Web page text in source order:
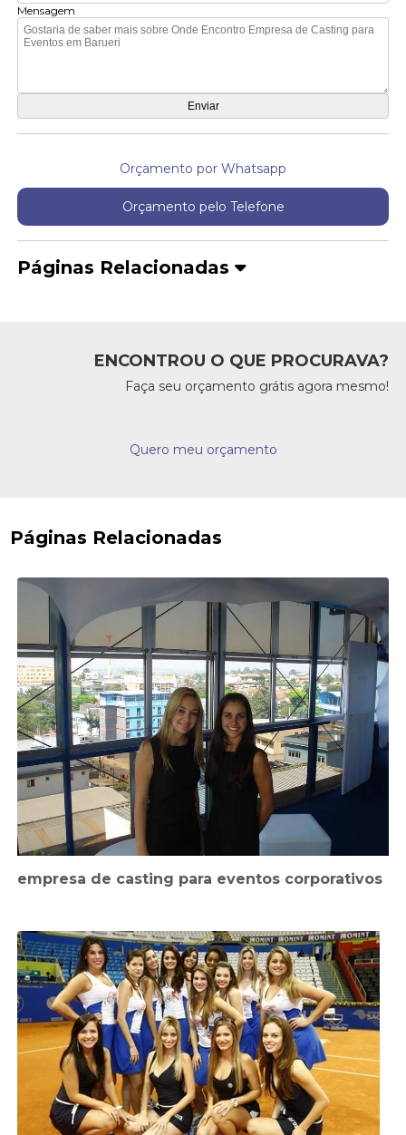
Mensagem
Orçamento por Whatsapp
Orçamento pelo Telefone
Páginas Relacionadas
ENCONTROU O QUE PROCURAVA?
Faça seu orçamento grátis agora mesmo!
Quero meu orçamento
Páginas Relacionadas
empresa de casting para eventos corporativos